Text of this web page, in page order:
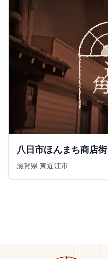
八日市ほんまち商店街
滋賀県 東近江市